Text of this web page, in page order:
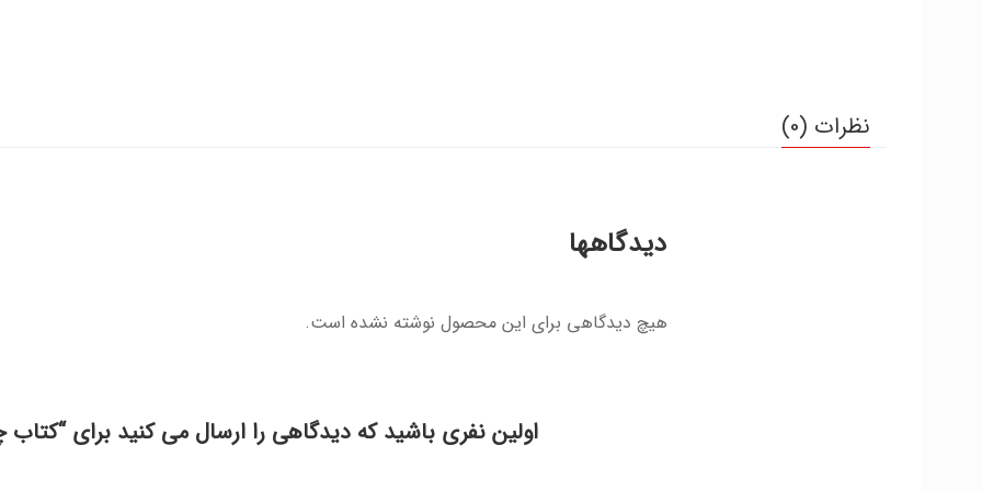
نظرات (0)
دیدگاهها
هیچ دیدگاهی برای این محصول نوشته نشده است.
اولین نفری باشید که دیدگاهی را ارسال می کنید برای “کتاب